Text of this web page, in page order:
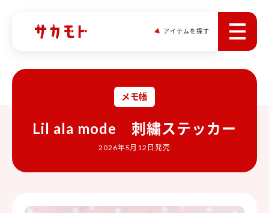
アイテムを探す
メモ帳
Lil ala mode 刺繍ステッカー
2026年5月12日発売